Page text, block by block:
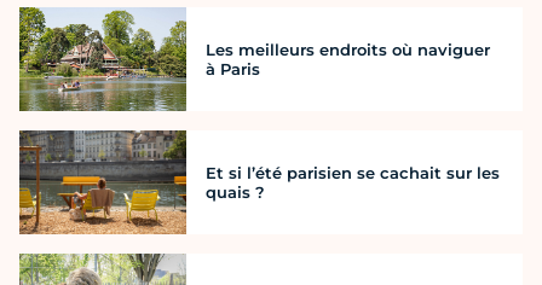
Les meilleurs endroits où naviguer
à Paris
Et si l’été parisien se cachait sur les
quais ?